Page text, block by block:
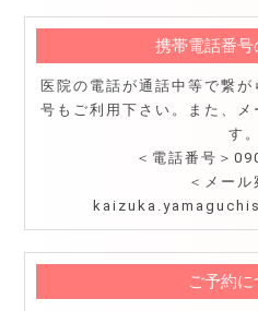
携帯電話番
医院の電話が通話中等で繋
号もご利用下さい。また、
す。
＜電話番号＞
＜メール
ご予約に